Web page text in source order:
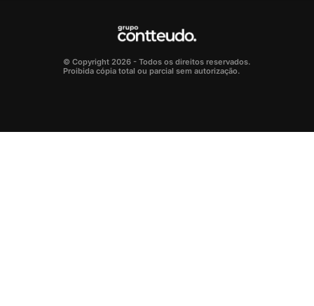
© Copyright 2026 - Todos os direitos reservados.
Proibida cópia total ou parcial sem autorização.